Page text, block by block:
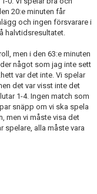
20:e minuten får
och ingen försvarare i
halvtidsresultatet.
men i den 63:e minuten
något som jag inte sett
var det inte. Vi spelar
det var visst inte det
1-4. Ingen match som
snäpp om vi ska spela
men vi måste visa det
spelare, alla måste vara